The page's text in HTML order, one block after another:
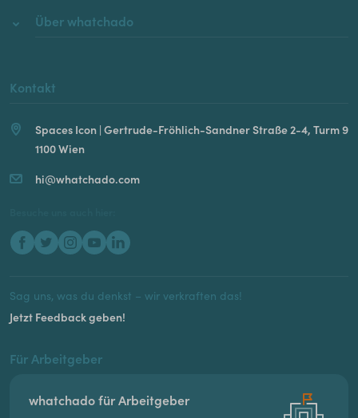
Über whatchado
Kontakt
Spaces Icon | Gertrude-Fröhlich-Sandner Straße 2-4, Turm 9
1100 Wien
hi@whatchado.com
Sag uns, was du denkst – wir verkraften das!
Jetzt Feedback geben!
Für Arbeitgeber
whatchado für Arbeitgeber